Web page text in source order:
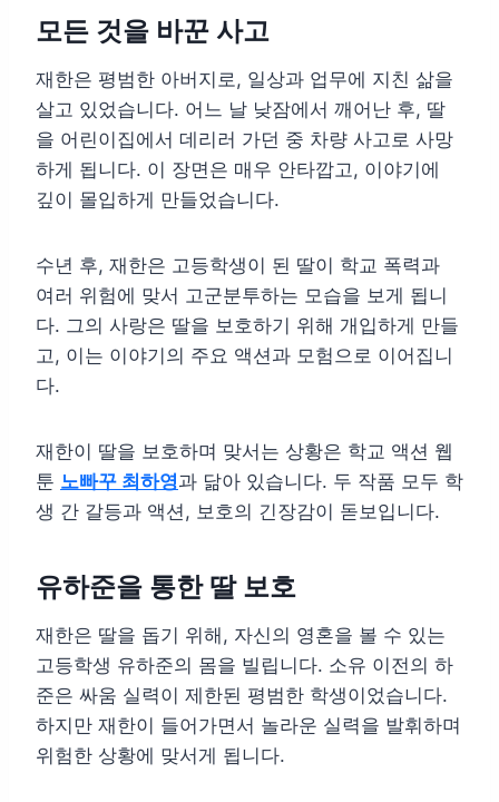
모든 것을 바꾼 사고
재한은 평범한 아버지로, 일상과 업무에 지친 삶을
살고 있었습니다. 어느 날 낮잠에서 깨어난 후, 딸
을 어린이집에서 데리러 가던 중 차량 사고로 사망
하게 됩니다. 이 장면은 매우 안타깝고, 이야기에
깊이 몰입하게 만들었습니다.
수년 후, 재한은 고등학생이 된 딸이 학교 폭력과
여러 위험에 맞서 고군분투하는 모습을 보게 됩니
다. 그의 사랑은 딸을 보호하기 위해 개입하게 만들
고, 이는 이야기의 주요 액션과 모험으로 이어집니
다.
재한이 딸을 보호하며 맞서는 상황은 학교 액션 웹
툰 노빠꾸 최하영과 닮아 있습니다. 두 작품 모두 학
생 간 갈등과 액션, 보호의 긴장감이 돋보입니다.
유하준을 통한 딸 보호
재한은 딸을 돕기 위해, 자신의 영혼을 볼 수 있는
고등학생 유하준의 몸을 빌립니다. 소유 이전의 하
준은 싸움 실력이 제한된 평범한 학생이었습니다.
하지만 재한이 들어가면서 놀라운 실력을 발휘하며
위험한 상황에 맞서게 됩니다.